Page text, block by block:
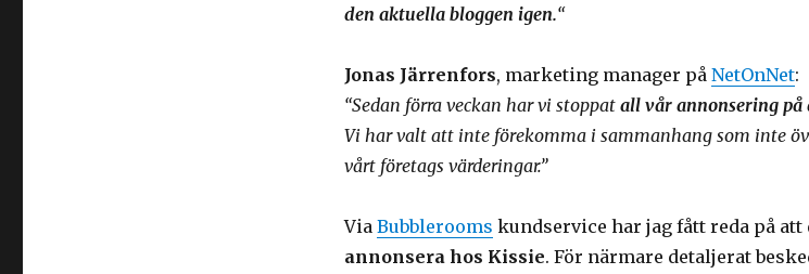
den aktuella bloggen igen.“
Jonas Järrenfors, marketing manager på NetOnNet:
“Sedan förra veckan har vi stoppat all vår annonsering på
Vi har valt att inte förekomma i sammanhang som inte
vårt företags värderingar.”
Via Bubblerooms kundservice har jag fått reda på att
annonsera hos Kissie. För närmare detaljerat